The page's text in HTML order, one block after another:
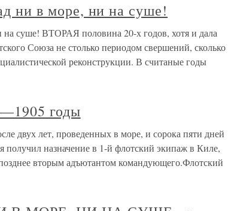
ни в море, ни на суше!
на суше! ВТОРАЯ половина 20-х годов, хотя и дала
Союза не столько периодом свершений, сколько
реконструкции. В считаные годы
годы
двух лет, проведенных в море, и сорока пяти дней
получил назначение в 1-й флотский экипаж в Киле,
позднее вторым адъютантом командующего.Флотский